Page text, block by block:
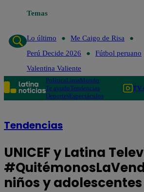
Temas
Lo último Me Caigo de Risa
Lo último
Me Caigo de Risa
Perú Decide 2026
Fútbol peruano
Valentina Valiente
PolíticaLimaMundo
Te ayudoTendencias
DeportesEspectáculos
TV
Tendencias
UNICEF y Latina
niños y adolescentes